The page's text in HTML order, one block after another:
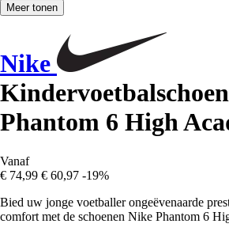
Meer tonen
Nike
Phantom 6 High
Vanaf
€ 74,99 € 60,97 -19%
Bied uw jonge voetballer ongeëvenaarde
comfort met de schoenen Nike Phantom 6